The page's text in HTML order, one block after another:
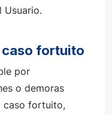
Usuario.
caso fortuito
por
o demoras
caso fortuito,